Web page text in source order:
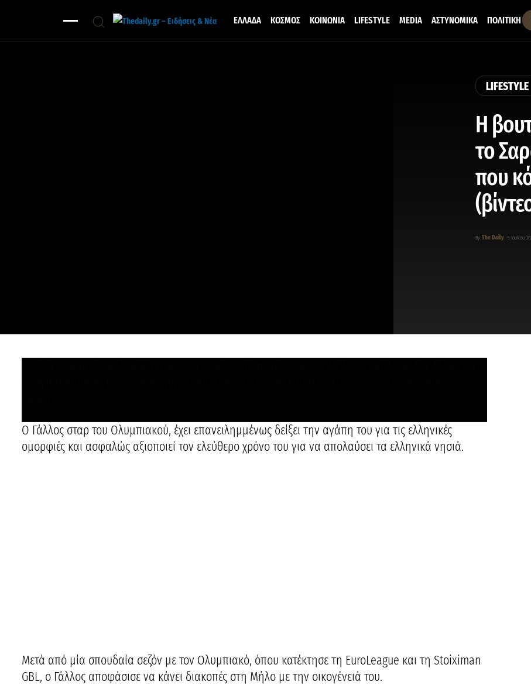
ΕΛΛΑΔΑ ΚΟΣΜΟΣ ΚΟΙΝΩΝΙΑ LIFESTYLE MEDIA ΑΣΤΥΝΟΜΙΚΑ ΠΟΛΙΤΙΚΗ
LIFESTYLE
Η
το
που
By The Daily 5 Ιουλίου,
Ο Γάλλος σταρ του Ολυμπιακού, έχει επανειλημμένως δείξει την αγάπη του για τις ελληνικές
ομορφιές και ασφαλώς αξιοποιεί τον ελεύθερο χρόνο του για να απολαύσει τα ελληνικά νησιά.
Μετά από μία σπουδαία σεζόν με τον Ολυμπιακό, όπου κατέκτησε τη EuroLeague και τη Stoiximan
GBL, ο Γάλλος αποφάσισε να κάνει διακοπές στη Μήλο με την οικογένειά του.